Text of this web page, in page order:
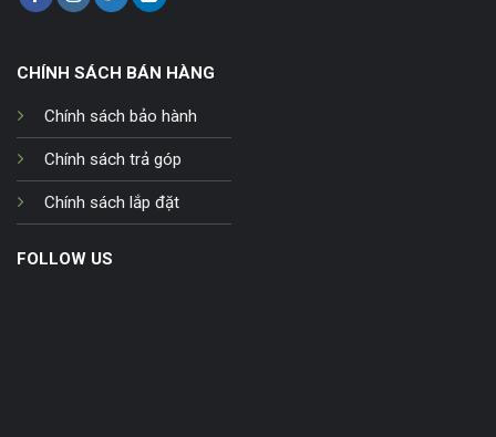
CHÍNH SÁCH BÁN HÀNG
Chính sách bảo hành
Chính sách trả góp
Chính sách lắp đặt
FOLLOW US